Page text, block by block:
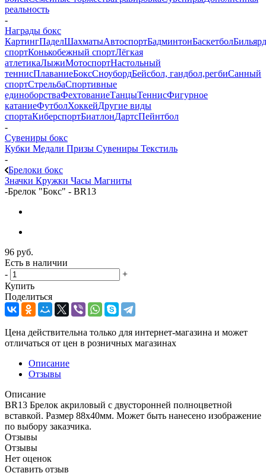
реальность
-
Награды бокс
КартингПаделШахматыАвтоспортБадминтонБаскетболБильярд
спортКонькобежный спортЛёгкая
атлетикаЛыжиМотоспортНастольный
теннисПлаваниеБоксСноубордБейсбол, гандбол,регбиСанный
спортСтрельбаСпортивные
единоборстваФехтованиеТанцыТеннисФигурное
катаниеФутболХоккейДругие виды
спортаКиберспортБиатлонДартсПейнтбол
-
Сувениры бокс
Кубки Медали Призы Сувениры Текстиль
-
Брелоки бокс
Значки Кружки Часы Магниты
-Брелок "Бокс" - BR13
96 руб.
Есть в наличии
-
+
Купить
Поделиться
Цена действительна только для интернет-магазина и может
отличаться от цен в розничных магазинах
Описание
Отзывы
Описание
BR13 Брелок акриловый с двусторонней полноцветной
вставкой. Размер 88х40мм. Может быть нанесено изображение
по выбору заказчика.
Отзывы
Отзывы
Нет оценок
Оставить отзыв